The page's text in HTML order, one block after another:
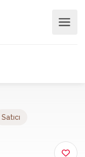
Satıcı